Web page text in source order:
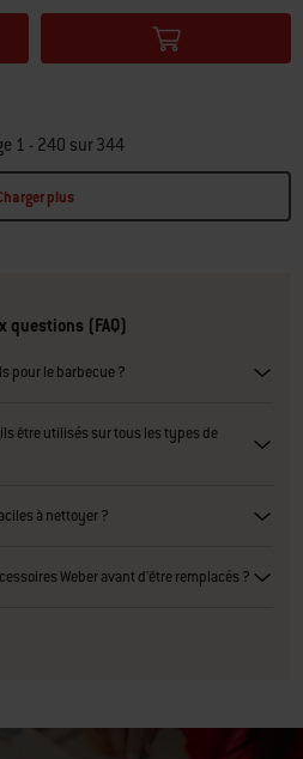
Color Options
1 - 240 sur 344
plus
questions (FAQ)
pour le barbecue ?
être utilisés sur tous les types de
à nettoyer ?
Weber avant d'être remplacés ?